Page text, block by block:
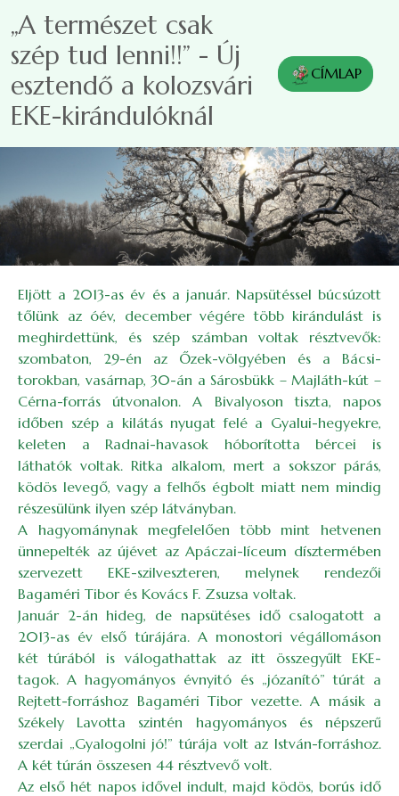
„A természet csak
szép tud lenni!!” - Új
esztendő a kolozsvári
EKE-kirándulóknál
CÍMLAP
Eljött a 2013-as év és a január. Napsütéssel búcsúzott
tőlünk az óév, december végére több kirándulást is
meghirdettünk, és szép számban voltak résztvevők:
szombaton, 29-én az Őzek-völgyében és a Bácsi-
torokban, vasárnap, 30-án a Sárosbükk – Majláth-kút –
Cérna-forrás útvonalon. A Bivalyoson tiszta, napos
időben szép a kilátás nyugat felé a Gyalui-hegyekre,
keleten a Radnai-havasok hóborította bércei is
láthatók voltak. Ritka alkalom, mert a sokszor párás,
ködös levegő, vagy a felhős égbolt miatt nem mindig
részesülünk ilyen szép látványban.
A hagyománynak megfelelően több mint hetvenen
ünnepelték az újévet az Apáczai-líceum dísztermében
szervezett EKE-szilveszteren, melynek rendezői
Bagaméri Tibor és Kovács F. Zsuzsa voltak.
Január 2-án hideg, de napsütéses idő csalogatott a
2013-as év első túrájára. A monostori végállomáson
két túrából is válogathattak az itt összegyűlt EKE-
tagok. A hagyományos évnyitó és „józanító” túrát a
Rejtett-forráshoz Bagaméri Tibor vezette. A másik a
Székely Lavotta szintén hagyományos és népszerű
szerdai „Gyalogolni jó!” túrája volt az István-forráshoz.
A két túrán összesen 44 résztvevő volt.
Az első hét napos idővel indult, majd ködös, borús idő